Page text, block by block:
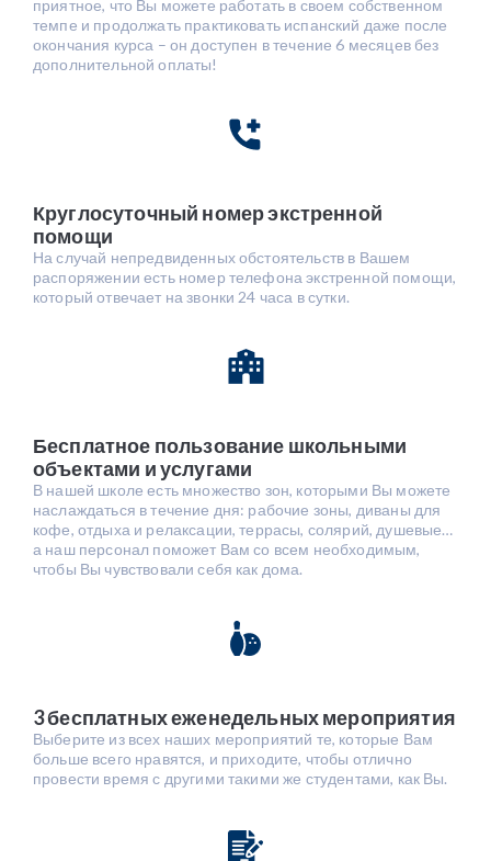
приятное, что Вы можете работать в своем собственном
темпе и продолжать практиковать испанский даже после
окончания курса – он доступен в течение 6 месяцев без
дополнительной оплаты!
Круглосуточный номер экстренной
помощи
На случай непредвиденных обстоятельств в Вашем
распоряжении есть номер телефона экстренной помощи,
который отвечает на звонки 24 часа в сутки.
Бесплатное пользование школьными
объектами и услугами
В нашей школе есть множество зон, которыми Вы можете
наслаждаться в течение дня: рабочие зоны, диваны для
кофе, отдыха и релаксации, террасы, солярий, душевые…
а наш персонал поможет Вам со всем необходимым,
чтобы Вы чувствовали себя как дома.
3 бесплатных еженедельных мероприятия
Выберите из всех наших мероприятий те, которые Вам
больше всего нравятся, и приходите, чтобы отлично
провести время с другими такими же студентами, как Вы.